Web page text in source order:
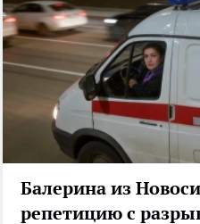
Балерина из
репетицию с